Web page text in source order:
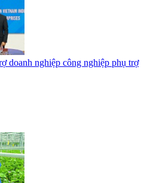
doanh nghiệp công nghiệp phụ trợ